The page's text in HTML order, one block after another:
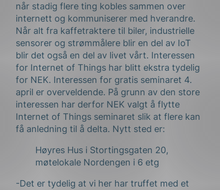
når stadig flere ting kobles sammen over
internett og kommuniserer med hverandre.
Når alt fra kaffetraktere til biler, industrielle
sensorer og strømmålere blir en del av IoT
blir det også en del av livet vårt. Interessen
for Internet of Things har blitt ekstra tydelig
for NEK. Interessen for gratis seminaret 4.
april er overveldende. På grunn av den store
interessen har derfor NEK valgt å flytte
Internet of Things seminaret slik at flere kan
få anledning til å delta. Nytt sted er:
Høyres Hus i Stortingsgaten 20,
møtelokale Nordengen i 6 etg
-Det er tydelig at vi her har truffet med et